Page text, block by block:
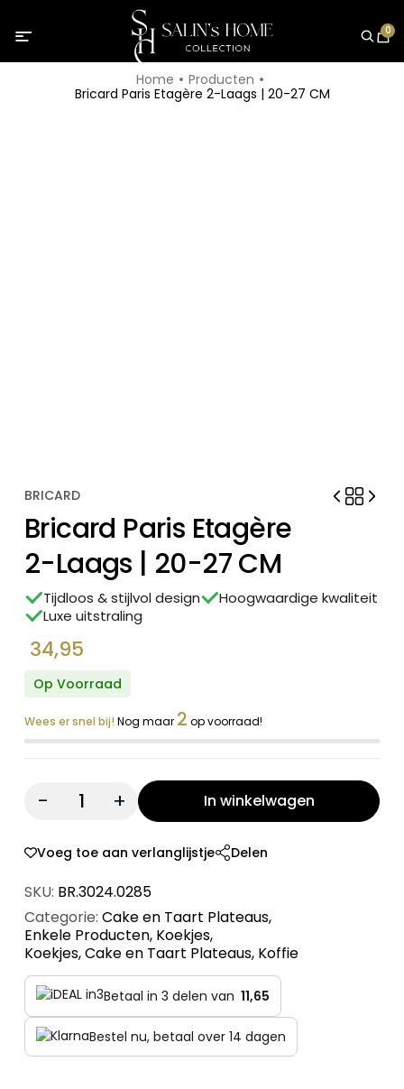
0
Home
Producten
Bricard Paris Etagère 2-Laags | 20-27 CM
BRICARD
Bricard Paris Etagère
2-Laags | 20-27 CM
Tijdloos & stijlvol design
Hoogwaardige kwaliteit
Luxe uitstraling
34,95
Op Voorraad
Wees er snel bij! Nog maar 2 op voorraad!
Quantity: In winkelwagen
Voeg toe aan verlanglijstje Delen
SKU: BR.3024.0285
Categorie: Cake en Taart Plateaus,
Enkele Producten, Koekjes,
Koekjes, Cake en Taart Plateaus, Koffie
Betaal in 3 delen van 11,65
Bestel nu, betaal over 14 dagen